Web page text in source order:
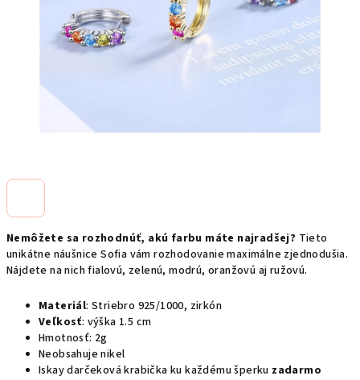
Nemôžete sa rozhodnúť, akú farbu máte najradšej? Tieto
unikátne náušnice Sofia vám rozhodovanie maximálne zjednodušia.
Nájdete na nich fialovú, zelenú, modrú, oranžovú aj ružovú.
Materiál: Striebro 925/1000, zirkón
Veľkosť: výška 1.5 cm
Hmotnosť: 2g
Neobsahuje nikel
Iskay darčeková krabička ku každému šperku zadarmo